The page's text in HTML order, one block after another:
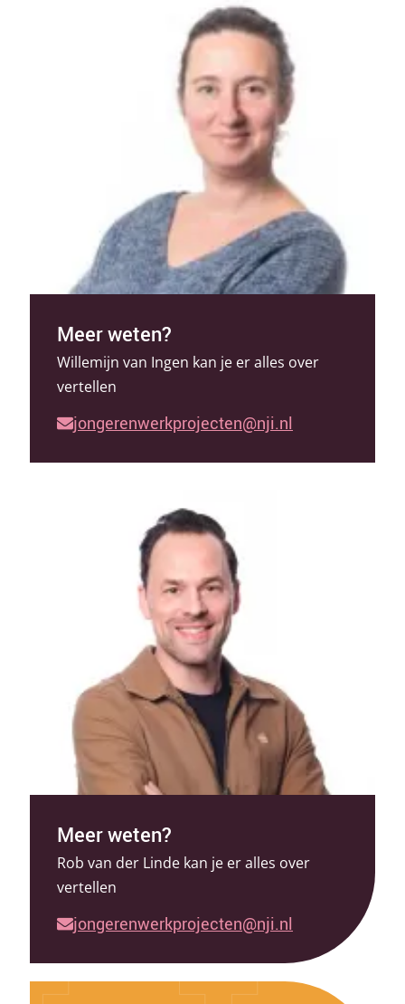
Meer weten?
Willemijn van Ingen kan je er alles over
vertellen
jongerenwerkprojecten@nji.nl
Meer weten?
Rob van der Linde kan je er alles over
vertellen
jongerenwerkprojecten@nji.nl